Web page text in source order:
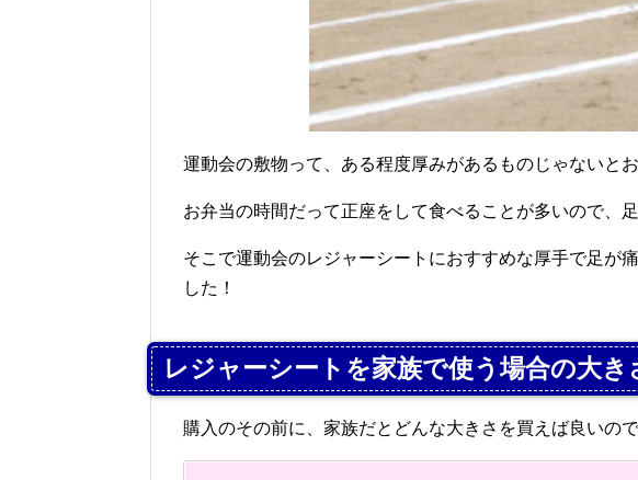
運動会の敷物って、ある程度厚みがあるものじゃないと
お弁当の時間だって正座をして食べることが多いので、
そこで運動会のレジャーシートにおすすめな厚手で足が
した！
レジャーシートを家族で使う場合の大き
購入のその前に、家族だとどんな大きさを買えば良いの